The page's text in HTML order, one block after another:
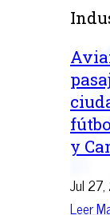
y
Jul
Leer